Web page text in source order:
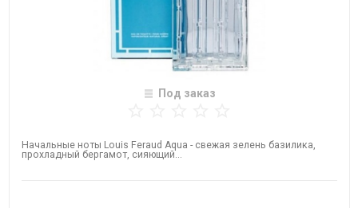
Под заказ
Начальные ноты Louis Feraud Aqua - свежая зелень базилика,
прохладный бергамот, сияющий...